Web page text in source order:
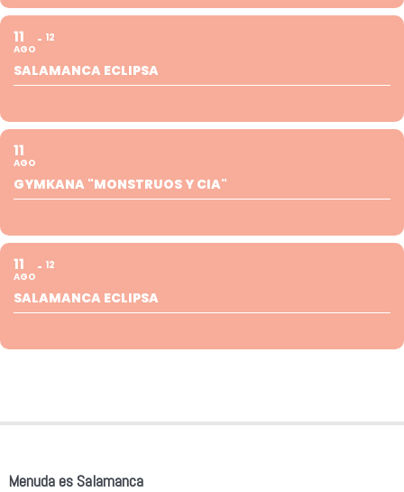
11
AGO
12
SALAMANCA ECLIPSA
11
AGO
GYMKANA "MONSTRUOS Y CIA"
11
AGO
12
SALAMANCA ECLIPSA
Menuda es Salamanca